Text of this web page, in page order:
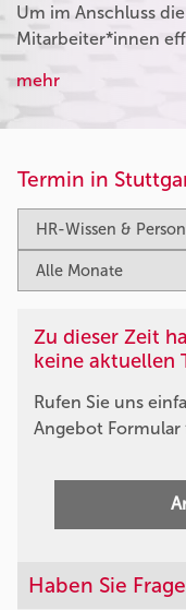
Um im Anschluss die
Mitarbeiter*innen
mehr
Termin in
Zu dieser Zeit
keine aktuellen
Rufen Sie uns
Angebot
Haben Sie